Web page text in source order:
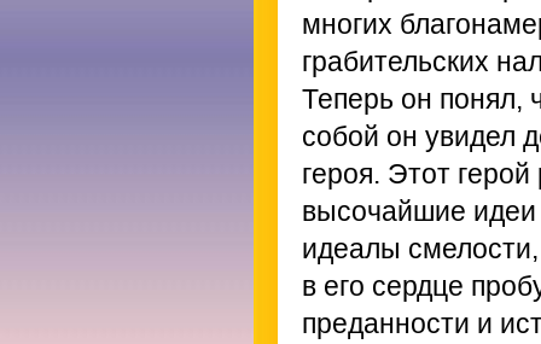
многих
грабительских
Теперь он понял,
собой он увидел
героя. Этот герой
высочайшие идеи
идеалы
в его сердце
преданности и